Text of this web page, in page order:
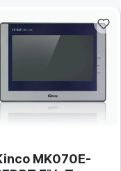
MK070E-